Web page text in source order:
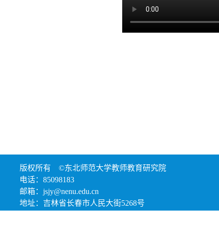
版权所有 ©东北师范大学教师教育研究院
电话：85098183
邮箱：jsjy@nenu.edu.cn
地址：吉林省长春市人民大街5268号